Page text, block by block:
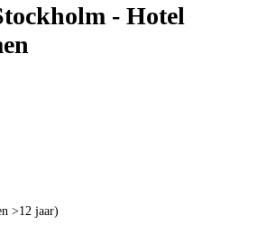
- Hotel
>12 jaar)